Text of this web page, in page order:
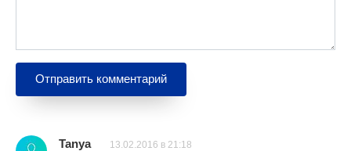
Tanya 13.02.2016 в 21:18